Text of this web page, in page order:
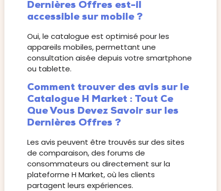
Dernières Offres est-il
accessible sur mobile ?
Oui, le catalogue est optimisé pour les
appareils mobiles, permettant une
consultation aisée depuis votre smartphone
ou tablette.
Comment trouver des avis sur le
Catalogue H Market : Tout Ce
Que Vous Devez Savoir sur les
Dernières Offres ?
Les avis peuvent être trouvés sur des sites
de comparaison, des forums de
consommateurs ou directement sur la
plateforme H Market, où les clients
partagent leurs expériences.